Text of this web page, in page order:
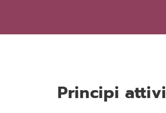
Principi attivi